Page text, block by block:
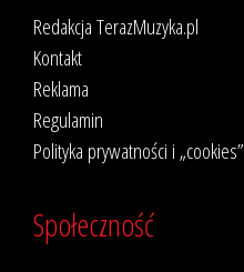
Redakcja TerazMuzyka.pl
Kontakt
Reklama
Regulamin
Polityka prywatności i „cookies”
Społeczność